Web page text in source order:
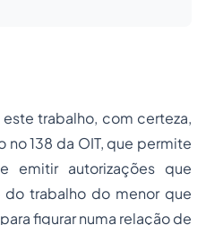
trabalho, com certeza,
no 138 da OIT, que permite
emitir autorizações que
trabalho do menor que
figurar numa relação de